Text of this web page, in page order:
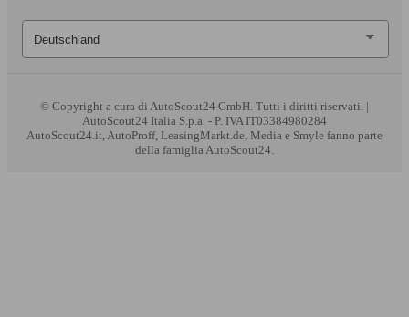
© Copyright a cura di AutoScout24 GmbH. Tutti i diritti riservati. |
AutoScout24 Italia S.p.a. - P. IVA IT03384980284
AutoScout24.it, AutoProff, LeasingMarkt.de, Media e Smyle fanno parte
della famiglia AutoScout24.